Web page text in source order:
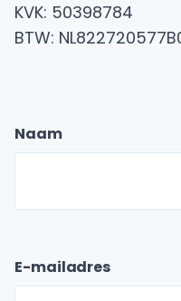
KVK: 50398784
BTW:
Naam
o
r
E-mailadres